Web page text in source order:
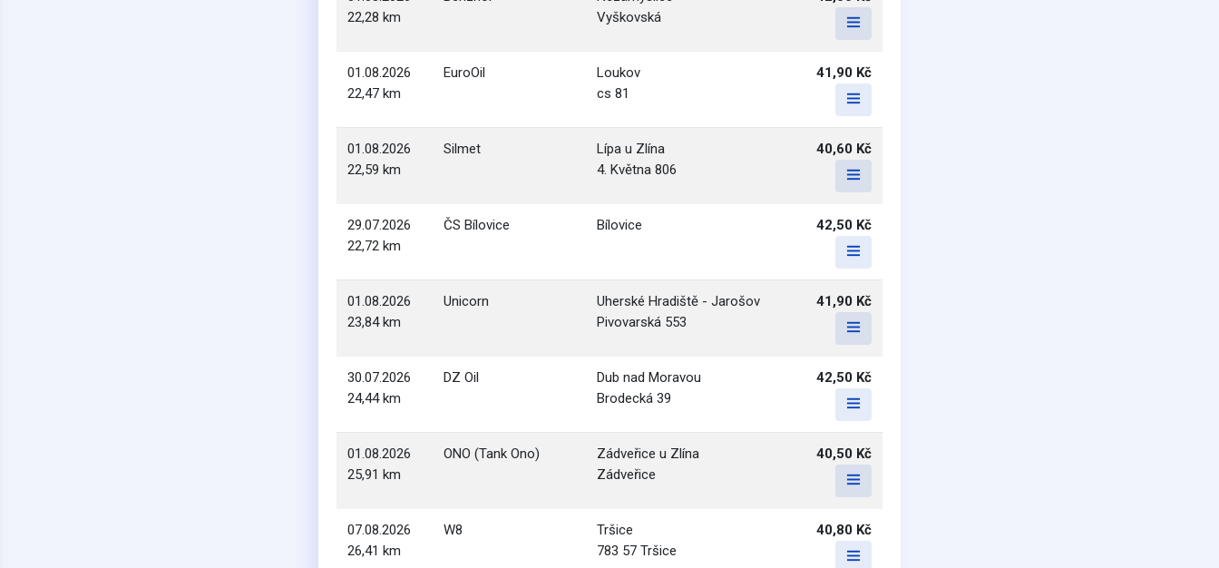
22,28 km
Vyškovská
01.08.2026
22,47 km
EuroOil
Loukov
cs 81
41,90 Kč
01.08.2026
22,59 km
Silmet
Lípa u Zlína
4. Května 806
40,60 Kč
29.07.2026
22,72 km
ČS Bílovice Bílovice 42,50 Kč
01.08.2026
23,84 km
Unicorn
Uherské Hradiště - Jarošov
Pivovarská 553
41,90 Kč
30.07.2026
24,44 km
DZ Oil
Dub nad Moravou
Brodecká 39
42,50 Kč
01.08.2026
25,91 km
ONO (Tank Ono)
Zádveřice u Zlína
Zádveřice
40,50 Kč
07.08.2026
26,41 km
W8
Tršice
783 57 Tršice
40,80 Kč